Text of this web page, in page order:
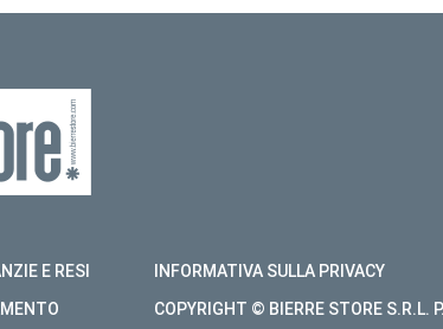
E RESI
INFORMATIVA SULLA PRIVACY
COPYRIGHT © BIERRE STORE S.R.L.